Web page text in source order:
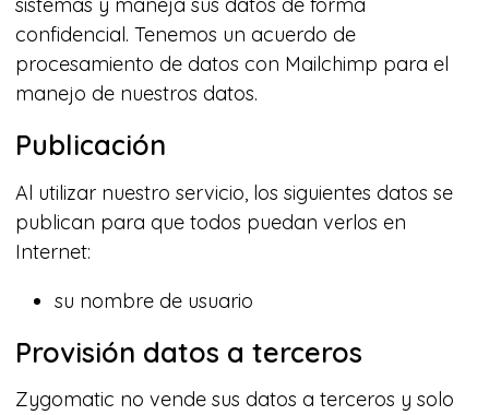
confidencial. Tenemos un acuerdo de
procesamiento de datos con Mailchimp para el
manejo de nuestros datos.
Publicación
Al utilizar nuestro servicio, los siguientes datos se
publican para que todos puedan verlos en
Internet:
su nombre de usuario
Provisión datos a terceros
Zygomatic no vende sus datos a terceros y solo